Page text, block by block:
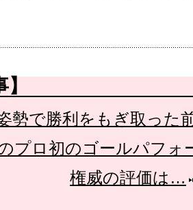
勢で勝利をもぎ取った
プロ初のゴールパフォ
権威の評価は…